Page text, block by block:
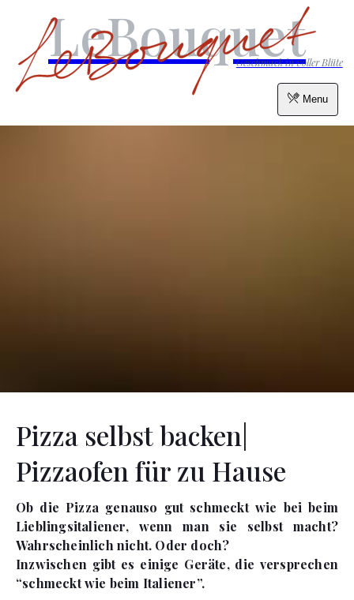
Menu
LeBouquet
Geschmack in voller Blüte
Pizza selbst backen|
Pizzaofen für zu Hause
Ob die Pizza genauso gut schmeckt wie bei beim
Lieblingsitaliener, wenn man sie selbst macht?
Wahrscheinlich nicht. Oder doch?
Inzwischen gibt es einige Geräte, die versprechen
“schmeckt wie beim Italiener”.